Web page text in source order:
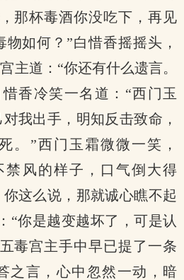
那杯毒酒你没吃下，再见
如何？”白惜香摇摇头，
主道：“你还有什么遗言。
香冷笑一名道：“西门玉
我出手，明知反击致命，
。”西门玉霜微微一笑，
禁风的样子，口气倒大得
这么说，那就诚心瞧不起
“你是越变越坏了，可是认
毒宫主手中早已提了一条
之言，心中忽然一动，暗